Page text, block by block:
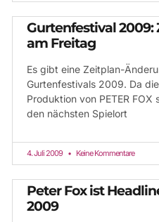
Gurtenfestival
am Freitag
Es gibt eine Zeitplan-
Gurtenfestivals 2009. Da
Produktion von PETER
den nächsten Spielort
4. Juli 2009 Keine Kommentare
Peter Fox ist
2009